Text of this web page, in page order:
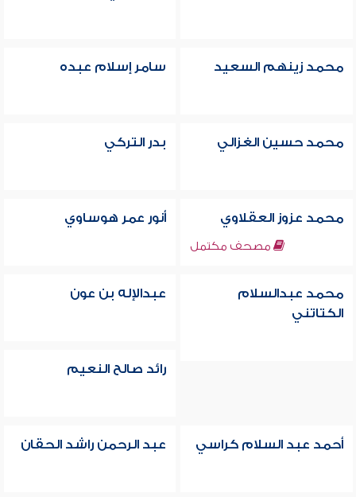
محمد زينهم السعيد سامر إسلام عبده
محمد حسين الغزالي بدر التركي
محمد عزوز العقلاوي
مصحف مكتمل
أنور عمر هوساوي
محمد عبدالسلام
الكتاتني
عبدالإله بن عون
رائد صالح النعيم
أحمد عبد السلام كراسي عبد الرحمن راشد الحقان